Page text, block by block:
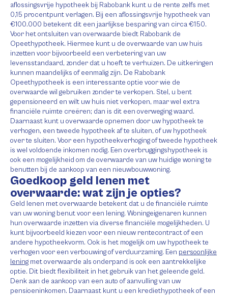
aflossingsvrije hypotheek bij Rabobank kunt u de rente zelfs met
0,15 procentpunt verlagen. Bij een aflossingsvrije hypotheek van
€100.000 betekent dit een jaarlijkse besparing van circa €150.
Voor het ontsluiten van overwaarde biedt Rabobank de
Opeethypotheek. Hiermee kunt u de overwaarde van uw huis
inzetten voor bijvoorbeeld een verbetering van uw
levensstandaard, zonder dat u hoeft te verhuizen. De uitkeringen
kunnen maandelijks of eenmalig zijn. De Rabobank
Opeethypotheek is een interessante optie voor wie de
overwaarde wil gebruiken zonder te verkopen. Stel, u bent
gepensioneerd en wilt uw huis niet verkopen, maar wel extra
financiële ruimte creëren; dan is dit een overweging waard.
Daarnaast kunt u overwaarde opnemen door uw hypotheek te
verhogen, een tweede hypotheek af te sluiten, of uw hypotheek
over te sluiten. Voor een hypotheekverhoging of tweede hypotheek
is wel voldoende inkomen nodig. Een overbruggingshypotheek is
ook een mogelijkheid om de overwaarde van uw huidige woning te
benutten bij de aankoop van een nieuwbouwwoning.
Goedkoop geld lenen met
overwaarde: wat zijn je opties?
Geld lenen met overwaarde betekent dat u de financiële ruimte
van uw woning benut voor een lening. Woningeigenaren kunnen
hun overwaarde inzetten via diverse financiële mogelijkheden. U
kunt bijvoorbeeld kiezen voor een nieuw rentecontract of een
andere hypotheekvorm. Ook is het mogelijk om uw hypotheek te
verhogen voor een verbouwing of verduurzaming. Een persoonlijke
lening met overwaarde als onderpand is ook een aantrekkelijke
optie. Dit biedt flexibiliteit in het gebruik van het geleende geld.
Denk aan de aankoop van een auto of aanvulling van uw
pensioeninkomen. Daarnaast kunt u een krediethypotheek of een